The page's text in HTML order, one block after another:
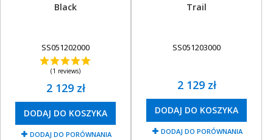
Black
SS051202000
(1 reviews)
2 129 zł
DODAJ DO KOSZYKA
DODAJ DO PORÓWNANIA
Trail
SS051203000
2 129 zł
DODAJ DO KOSZYKA
DODAJ DO PORÓWNANIA